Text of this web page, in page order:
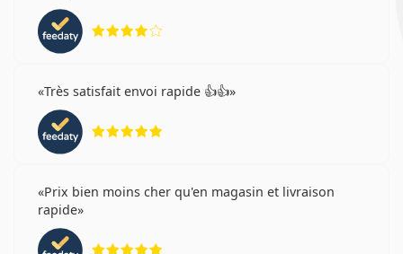
Très satisfait envoi rapide 👍👍
Prix bien moins cher qu'en magasin et livraison
rapide